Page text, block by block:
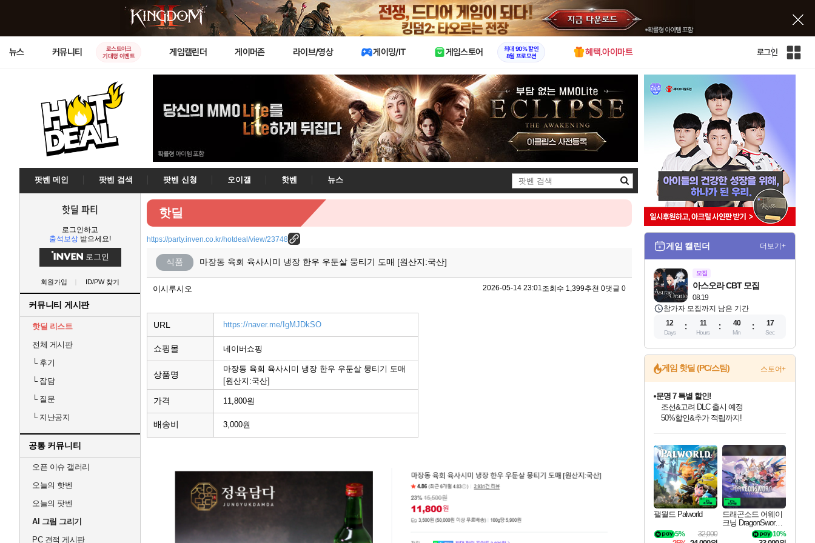
X
뉴스 커뮤니티
로스트아크
기대평 이벤트
게임캘린더 게이머존 라이브/영상 게이밍/IT 게임스토어
최대 90% 할인
8월 프로모션
혜택.아이마트 로그인
인
팟벤 메인 팟벤 검색 팟벤 신청 오이갤 핫벤
뉴스
검
색
핫딜 파티
로그인하고
출석보상 받으세요!
로그인
회원가입 ID/PW 찾기
커뮤니티 게시판
핫딜 리스트
전체 게시판
└후기
└잡담
└질문
└지난공지
공통 커뮤니티
오픈 이슈 갤러리
오늘의 핫벤
오늘의 팟벤
AI 그림 그리기
PC 견적 게시판
핫딜
https://party.inven.co.kr/hotdeal/view/23748
식품 마장동 육회 육사시미 냉장 한우 우둔살 뭉티기 도매 [원산지:국산]
이시루시오 2026-05-14 23:01조회수 1,399추천 0댓글 0
URL https://naver.me/IgMJDkSO
쇼핑몰 네이버쇼핑
상품명
마장동 육회 육사시미 냉장 한우 우둔살 뭉티기 도매
[원산지:국산]
가격 11,800원
배송비 3,000원
게임 캘린더 더보기+
모집
08.19
아스오라 CBT 모집
참가자 모집까지 남은 기간
12
Days
11
Hours
40
Min
16
Sec
게임 핫딜 (PC/스팀) 스토어+
최대 90% 할인가를 만나보세요!
네이버혜택과 함께 만나보세요!
문명 7 특별 할인!
조선&고려 DLC 출시 예정
50%할인&추가 적립까지!
이니&베니 혜택까지!
네이버 혜택가와 함께 예약하세요!
할인&네이버혜택으로 만나보세요!
네이버페이 혜택과 만나보세요!
40주년 프로모션으로 만나보세요!
네이버 포인트 혜택까지!
할인가에 만나보세요!
일부 에디션 상시 할인!
혜택으로 예약 판매 중
편안하게 충전하세요
팰월드 Palworld
32,000
5%
드래곤소드 어웨이
크닝 DragonSword A
10%